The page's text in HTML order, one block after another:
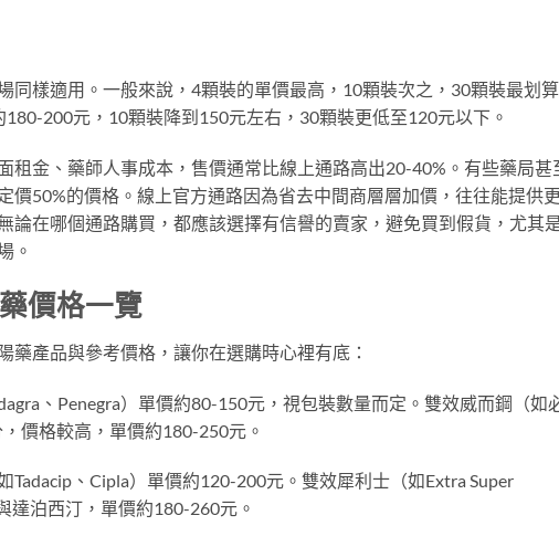
同樣適用。一般來說，4顆裝的單價最高，10顆裝次之，30顆裝最划算
200元，10顆裝降到150元左右，30顆裝更低至120元以下。
租金、藥師人事成本，售價通常比線上通路高出20-40%。有些藥局甚
價50%的價格。線上官方通路因為省去中間商層層加價，往往能提供
論在哪個通路購買，都應該選擇有信譽的賣家，避免買到假貨，尤其
。
價格一覽
藥產品與參考價格，讓你在選購時心裡有底：
、Penegra）單價約80-150元，視包裝數量而定。雙效威而鋼（如
價格較高，單價約180-250元。
Tadacip、Cipla）單價約120-200元。雙效犀利士（如Extra Super
達泊西汀，單價約180-260元。